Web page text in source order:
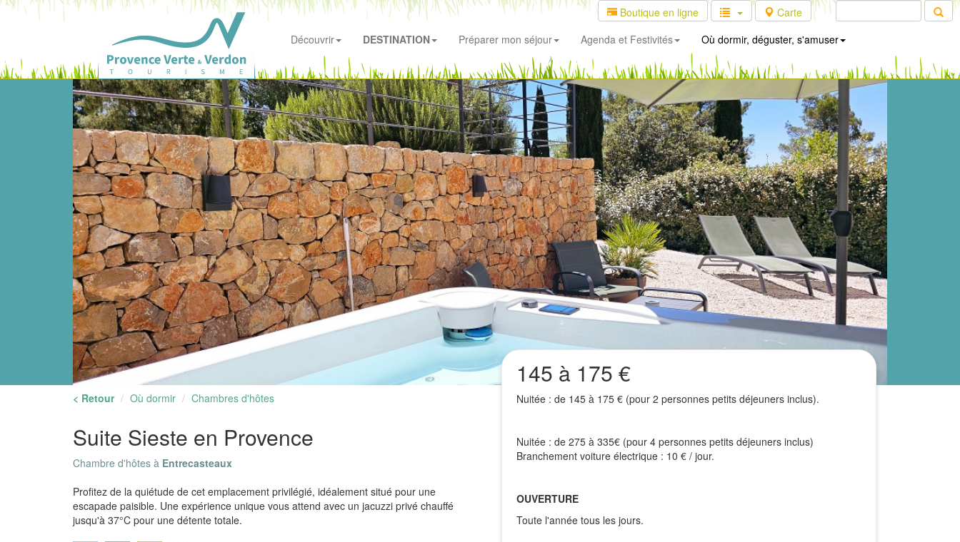
Boutique en ligne
Carte
Découvrir
DESTINATION Préparer mon séjour Agenda et Festivités Où dormir, déguster, s'amuser
< Retour Où dormir Chambres d'hôtes
Suite Sieste en Provence
Chambre d'hôtes à Entrecasteaux
Profitez de la quiétude de cet emplacement privilégié, idéalement situé pour une
escapade paisible. Une expérience unique vous attend avec un jacuzzi privé chauffé
jusqu'à 37°C pour une détente totale.
145 à 175 €
Nuitée : de 145 à 175 € (pour 2 personnes petits déjeuners inclus).
Nuitée : de 275 à 335€ (pour 4 personnes petits déjeuners inclus)
Branchement voiture électrique : 10 € / jour.
OUVERTURE
Toute l'année tous les jours.